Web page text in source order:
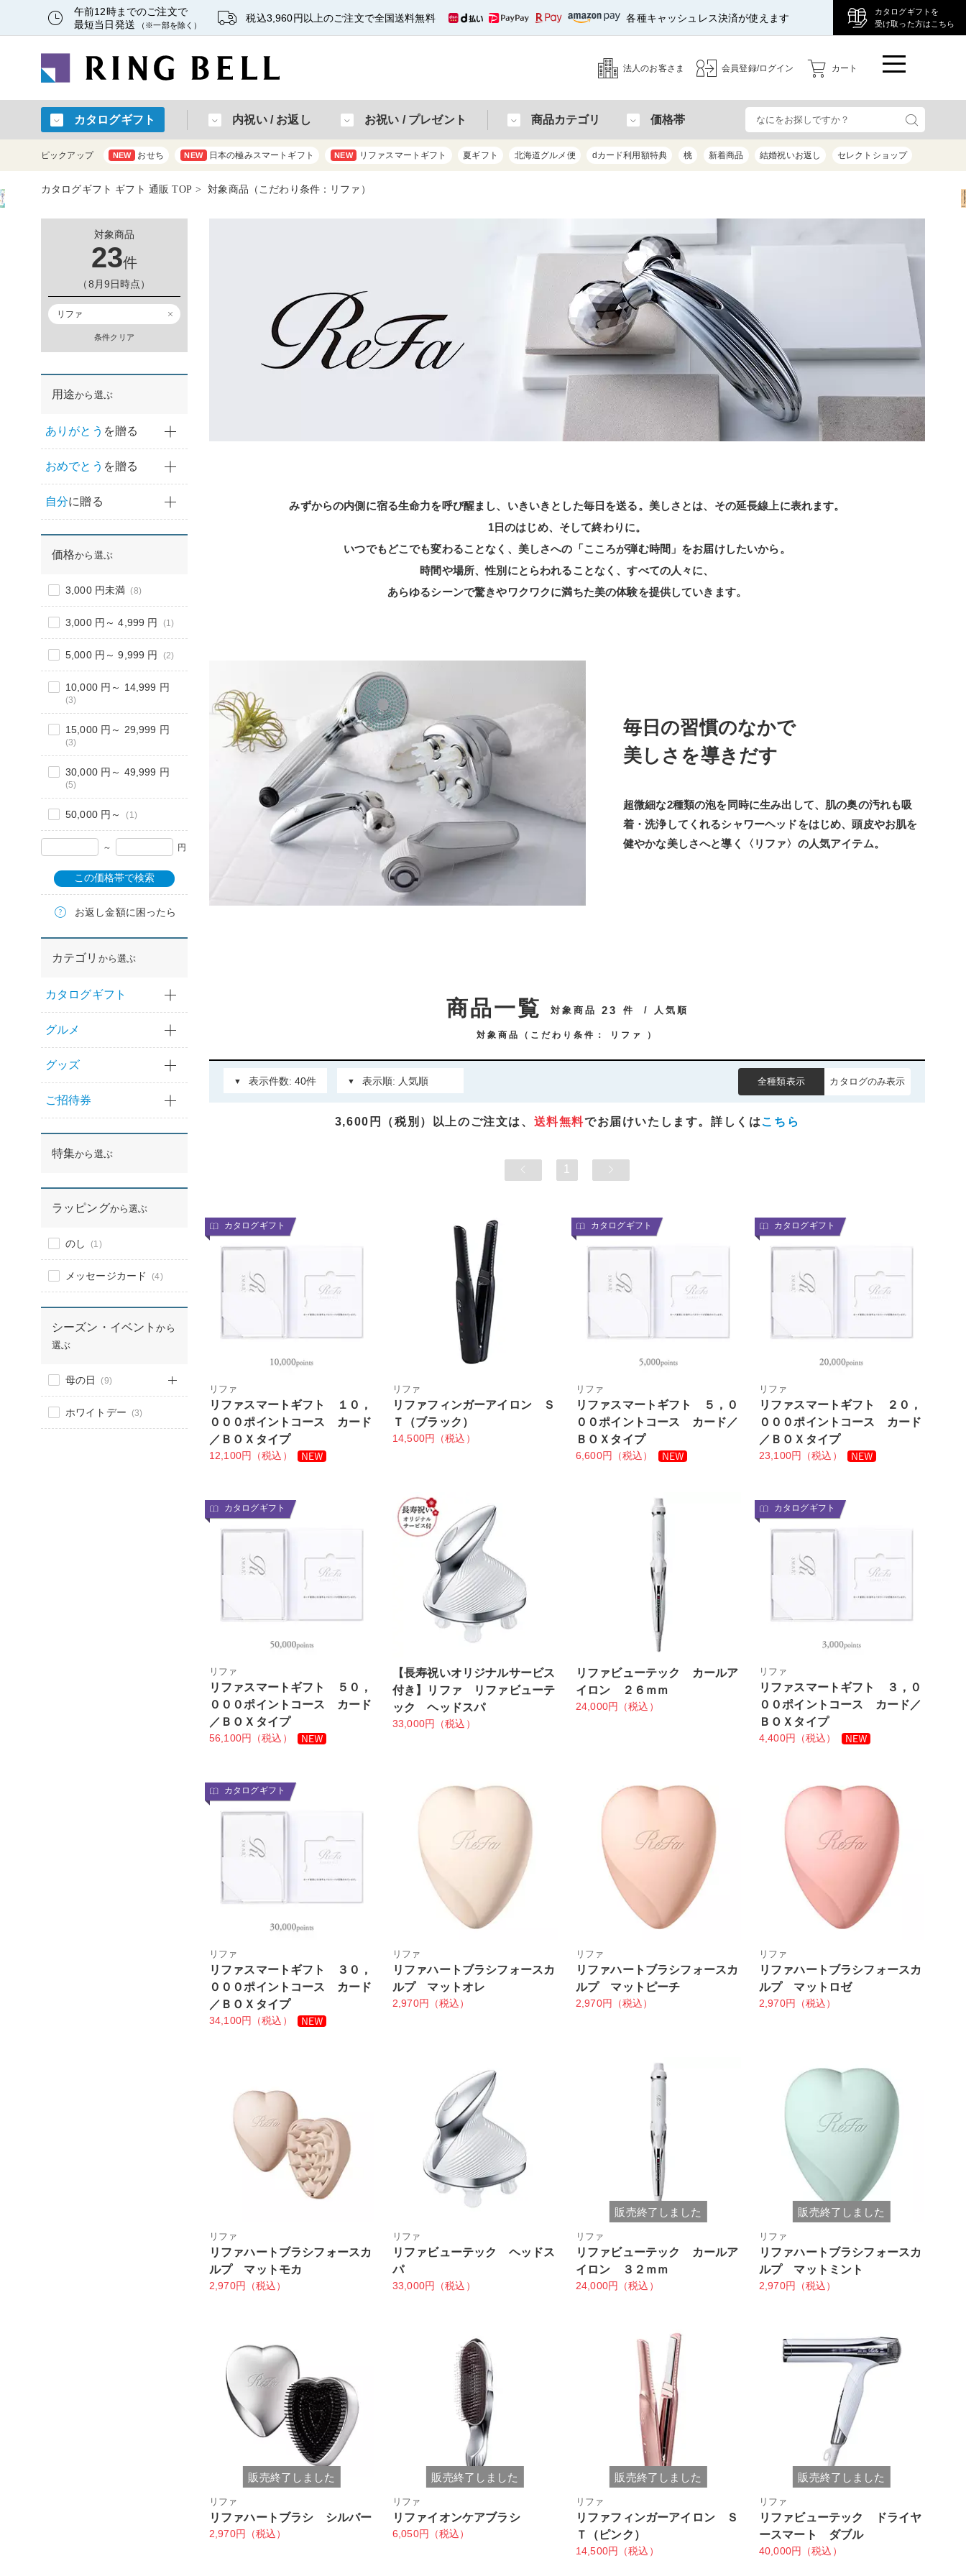
午前12時までのご注文で
最短当日発送
（※一部を除く）
税込3,960円以上のご注文で全国送料無料 各種キャッシュレス決済が使えます
カタログギフトを
受け取った方はこちら
法人のお客さま 会員登録/ログイン カート
カタログギフト 内祝い / お返し お祝い / プレゼント 商品カテゴリ 価格帯
ピックアップ NEW おせち NEW 日本の極みスマートギフト NEW リファスマートギフト 夏ギフト 北海道グルメ便 dカード利用額特典 桃 新着商品 結婚祝いお返し セレクトショップ
カタログギフト ギフト 通販 TOP 対象商品（こだわり条件：リファ）
対象商品
23件
（8月9日時点）
リファ
条件クリア
用途から選ぶ
ありがとう を贈る
おめでとう を贈る
自分に贈る
価格から選ぶ
3,000 円未満 (8)
3,000 円～ 4,999 円 (1)
5,000 円～ 9,999 円 (2)
10,000 円～ 14,999 円
(3)
15,000 円～ 29,999 円
(3)
30,000 円～ 49,999 円
(5)
50,000 円～ (1)
～ 円
この価格帯で検索
お返し金額に困ったら
カテゴリ から選ぶ
カタログギフト
グルメ
グッズ
ご招待券
特集から選ぶ
ラッピングから選ぶ
のし (1)
メッセージカード (4)
シーズン・イベントから
選ぶ
母の日 (9)
ホワイトデー (3)
みずからの内側に宿る生命力を呼び醒まし、いきいきとした毎日を送る。美しさとは、その延長線上に表れます。
1日のはじめ、そして終わりに。
いつでもどこでも変わることなく、美しさへの「こころが弾む時間」をお届けしたいから。
時間や場所、性別にとらわれることなく、すべての人々に、
あらゆるシーンで驚きやワクワクに満ちた美の体験を提供していきます。
毎日の習慣のなかで
美しさを導きだす
超微細な2種類の泡を同時に生み出して、肌の奥の汚れも吸
着・洗浄してくれるシャワーヘッドをはじめ、頭皮やお肌を
健やかな美しさへと導く〈リファ〉の人気アイテム。
商品一覧 対象商品 23 件 / 人気順
対象商品（こだわり条件： リファ ）
全種類表示 カタログのみ表示
3,600円（税別）以上のご注文は、 送料無料でお届けいたします。詳しくはこちら
1
カタログギフト
リファ
リファスマートギフト １０，
０００ポイントコース カード
／ＢＯＸタイプ
12,100円（税込）
リファ
リファフィンガーアイロン Ｓ
Ｔ（ブラック）
14,500円（税込）
カタログギフト
リファ
リファスマートギフト ５，０
００ポイントコース カード／
ＢＯＸタイプ
6,600円（税込）
カタログギフト
リファ
リファスマートギフト ２０，
０００ポイントコース カード
／ＢＯＸタイプ
23,100円（税込）
カタログギフト
リファ
リファスマートギフト ５０，
０００ポイントコース カード
／ＢＯＸタイプ
56,100円（税込）
【長寿祝いオリジナルサービス
付き】リファ リファビューテ
ック ヘッドスパ
33,000円（税込）
リファビューテック カールア
イロン ２６ｍｍ
24,000円（税込）
カタログギフト
リファ
リファスマートギフト ３，０
００ポイントコース カード／
ＢＯＸタイプ
4,400円（税込）
カタログギフト
リファ
リファスマートギフト ３０，
０００ポイントコース カード
／ＢＯＸタイプ
34,100円（税込）
リファ
リファハートブラシフォースカ
ルプ マットオレ
2,970円（税込）
リファ
リファハートブラシフォースカ
ルプ マットピーチ
2,970円（税込）
リファ
リファハートブラシフォースカ
ルプ マットロゼ
2,970円（税込）
リファ
リファハートブラシフォースカ
ルプ マットモカ
2,970円（税込）
リファ
リファビューテック ヘッドス
パ
33,000円（税込）
販売終了しました
リファ
リファビューテック カールア
イロン ３２ｍｍ
24,000円（税込）
販売終了しました
リファ
リファハートブラシフォースカ
ルプ マットミント
2,970円（税込）
販売終了しました
リファ
リファハートブラシ シルバー
2,970円（税込）
販売終了しました
リファ
リファイオンケアブラシ
6,050円（税込）
販売終了しました
リファ
リファフィンガーアイロン Ｓ
Ｔ（ピンク）
14,500円（税込）
販売終了しました
リファ
リファビューテック ドライヤ
ースマート ダブル
40,000円（税込）